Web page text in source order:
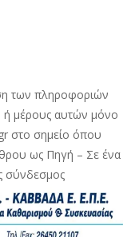
των πληροφοριών
ή μέρους αυτών μόνο
στο σημείο όπου
ως Πηγή – Σε ένα
σύνδεσμος